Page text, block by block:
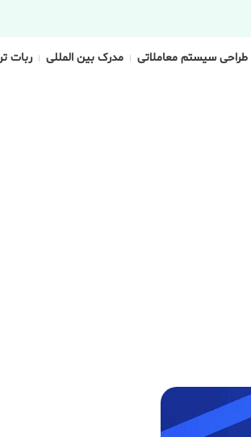
طراحی سیستم معاملاتی مدرک بین المللی ربات